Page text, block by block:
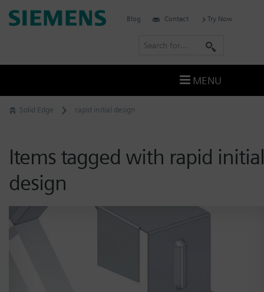
Skip
to
Solid Edge rapid initial design
Items tagged with rapid initial
design
Siemens
Industries
for
Blog Contact Try Now
r
c
MENU